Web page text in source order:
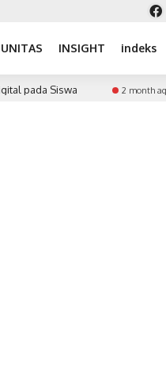
INSIGHT indeks
pada Siswa 2 month ago